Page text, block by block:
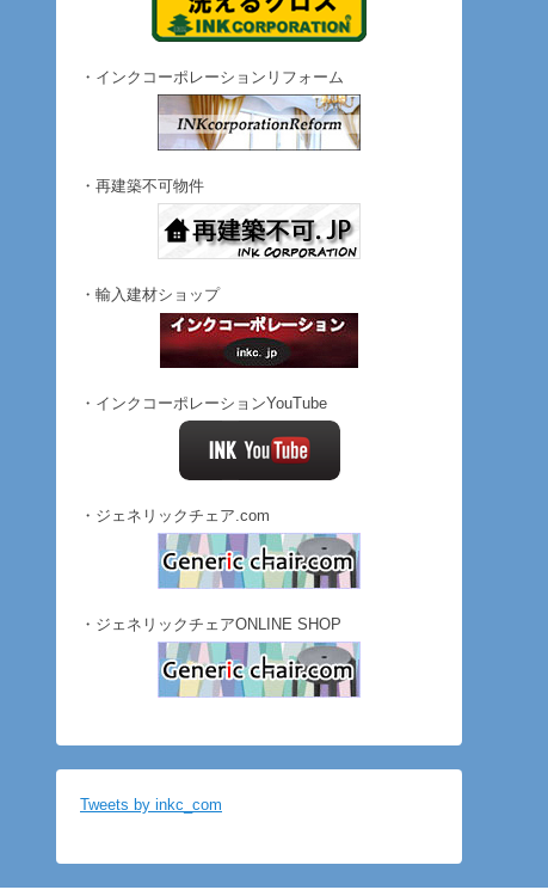
・インクコーポレーションリフォーム
・再建築不可物件
・輸入建材ショップ
・インクコーポレーションYouTube
・ジェネリックチェア.com
・ジェネリックチェアONLINE SHOP
Tweets by inkc_com